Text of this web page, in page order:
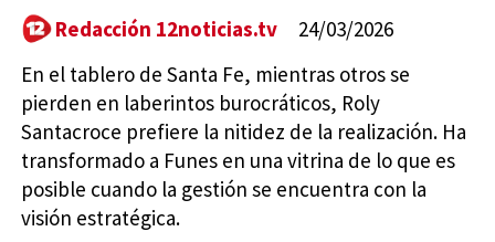
En el tablero de Santa Fe, mientras otros se
pierden en laberintos burocráticos, Roly
Santacroce prefiere la nitidez de la realización. Ha
transformado a Funes en una vitrina de lo que es
posible cuando la gestión se encuentra con la
visión estratégica.
24/03/2026
Redacción 12noticias.tv